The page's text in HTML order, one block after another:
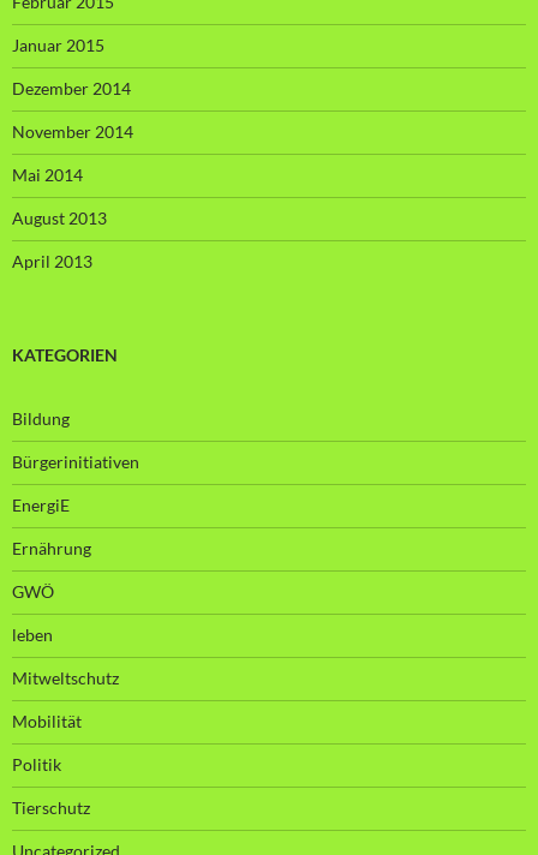
Januar 2015
Dezember 2014
November 2014
Mai 2014
August 2013
April 2013
KATEGORIEN
Bildung
Bürgerinitiativen
EnergiE
Ernährung
GWÖ
leben
Mitweltschutz
Mobilität
Politik
Tierschutz
Uncategorized